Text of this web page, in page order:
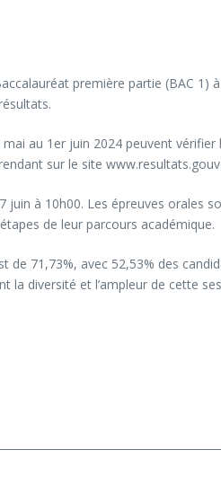
première partie (BAC 1)
au 1er juin 2024 peuvent
sur le site
à 10h00. Les épreuves orales
de leur parcours académique.
71,73%, avec 52,53% des
diversité et l’ampleur de cette